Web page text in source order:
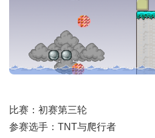
比赛：初赛第三轮
参赛选手：TNT与爬行者